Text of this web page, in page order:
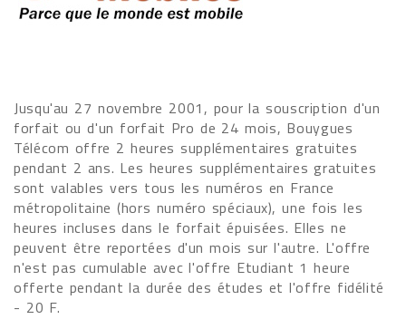
Jusqu'au 27 novembre 2001, pour la souscription d'un
forfait ou d'un forfait Pro de 24 mois, Bouygues
Télécom offre 2 heures supplémentaires gratuites
pendant 2 ans. Les heures supplémentaires gratuites
sont valables vers tous les numéros en France
métropolitaine (hors numéro spéciaux), une fois les
heures incluses dans le forfait épuisées. Elles ne
peuvent être reportées d'un mois sur l'autre. L'offre
n'est pas cumulable avec l'offre Etudiant 1 heure
offerte pendant la durée des études et l'offre fidélité
- 20 F.